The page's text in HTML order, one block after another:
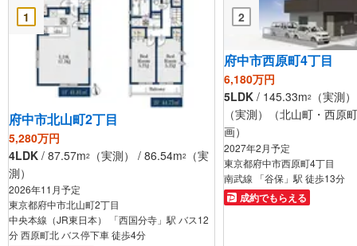
1
府中市北山町2丁目
5,280万円
4LDK / 87.57m2 （実測） / 86.54m2
（実
測）
2026年11月予定
東京都府中市北山町2丁目
中央本線（JR東日本） 「西国分寺」駅 バス12
分 西原町北 バス停下車 徒歩4分
2
府中市西原町4丁目
6,180万円
5LDK / 145.33m2
（実測
（実測）（北山町・西原
画）
2027年2月予定
東京都府中市西原町4丁目
南武線 「谷保」駅 徒歩13分
成約でもらえる